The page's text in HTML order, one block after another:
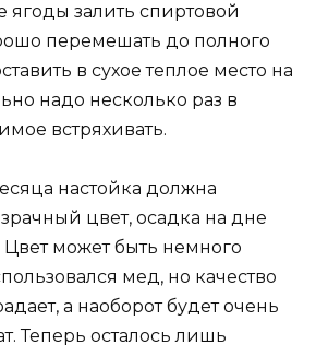
ягоды залить спиртовой
перемешать до полного
в сухое теплое место на
надо несколько раз в
встряхивать.
настойка должна
цвет, осадка на дне
может быть немного
мед, но качество
а наоборот будет очень
Теперь осталось лишь